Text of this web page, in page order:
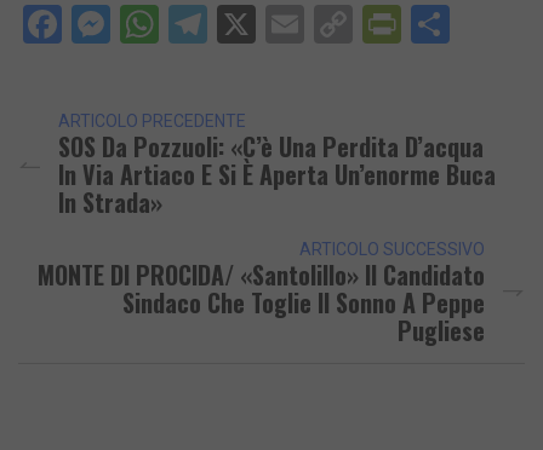
Facebook
Messenger
WhatsApp
Telegram
X EmailCopy
ARTICOLO PRECEDENTE
SOS Da Pozzuoli: «C’è Una Perdita D’acqua
In Via Artiaco E Si È Aperta Un’enorme Buca
In Strada»
ARTICOLO SUCCESSIVO
MONTE DI PROCIDA/ «Santolillo» Il Candidato
Sindaco Che Toglie Il Sonno A Peppe
Pugliese